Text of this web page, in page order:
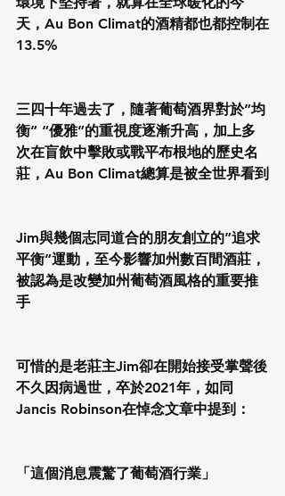
天，Au Bon Climat的酒精都也都控制在
13.5%
三四十年過去了，隨著葡萄酒界對於”均
衡” “優雅”的重視度逐漸升高，加上多
次在盲飲中擊敗或戰平布根地的歷史名
莊，Au Bon Climat總算是被全世界看到
Jim與幾個志同道合的朋友創立的”追求
平衡”運動，至今影響加州數百間酒莊，
被認為是改變加州葡萄酒風格的重要推
手
可惜的是老莊主Jim卻在開始接受掌聲後
不久因病過世，卒於2021年，如同
Jancis Robinson在悼念文章中提到：
「這個消息震驚了葡萄酒行業」